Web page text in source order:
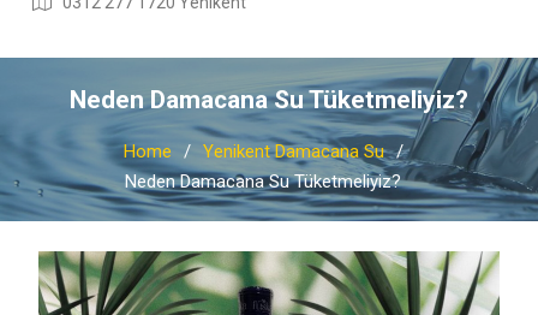
Neden Damacana Su Tüketmeliyiz?
Home
Yenikent Damacana Su
Neden Damacana Su Tüketmeliyiz?